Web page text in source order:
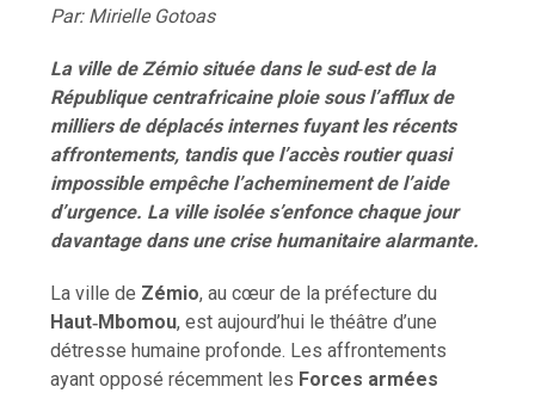
Par: Mirielle Gotoas
La ville de Zémio située dans le sud‑estde la
République centrafricaine ploie sous l’afflux de
milliers de déplacés internes fuyant les récents
affrontements, tandis que l’accès routier quasi
impossible empêche l’acheminement de l’aide
d’urgence. La ville isolée s’enfonce chaque jour
davantage dans une crise humanitaire alarmante.
La ville de Zémio, au cœur de la préfecture du
Haut‑Mbomou, est aujourd’hui le théâtre d’une
détresse humaine profonde. Les affrontements
ayant opposé récemment les Forces armées